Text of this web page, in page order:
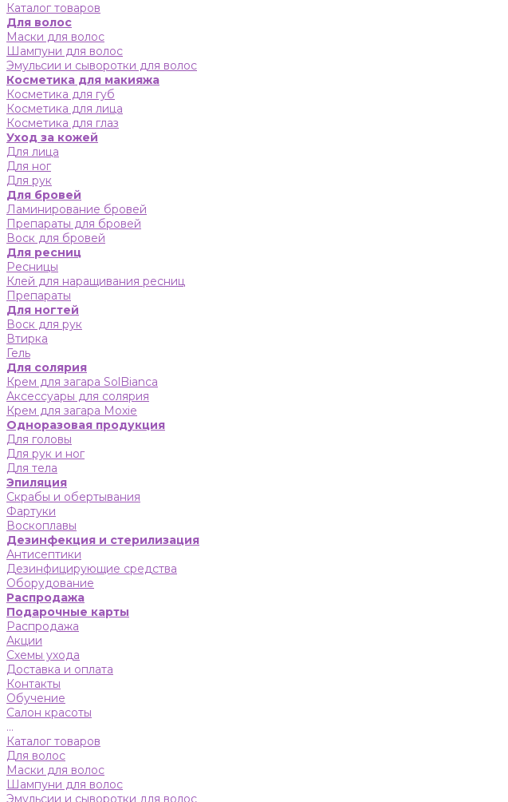
Каталог товаров
Для волос
Маски для волос
Шампуни для волос
Эмульсии и сыворотки для волос
Косметика для макияжа
Косметика для губ
Косметика для лица
Косметика для глаз
Уход за кожей
Для лица
Для ног
Для рук
Для бровей
Ламинирование бровей
Препараты для бровей
Воск для бровей
Для ресниц
Ресницы
Клей для наращивания ресниц
Препараты
Для ногтей
Воск для рук
Втирка
Гель
Для солярия
Крем для загара SolBianca
Аксессуары для солярия
Крем для загара Moxie
Одноразовая продукция
Для головы
Для рук и ног
Для тела
Эпиляция
Скрабы и обертывания
Фартуки
Воскоплавы
Дезинфекция и стерилизация
Антисептики
Дезинфицирующие средства
Оборудование
Распродажа
Подарочные карты
Распродажа
Акции
Схемы ухода
Доставка и оплата
Контакты
Обучение
Салон красоты
...
Каталог товаров
Для волос
Маски для волос
Шампуни для волос
Эмульсии и сыворотки для волос